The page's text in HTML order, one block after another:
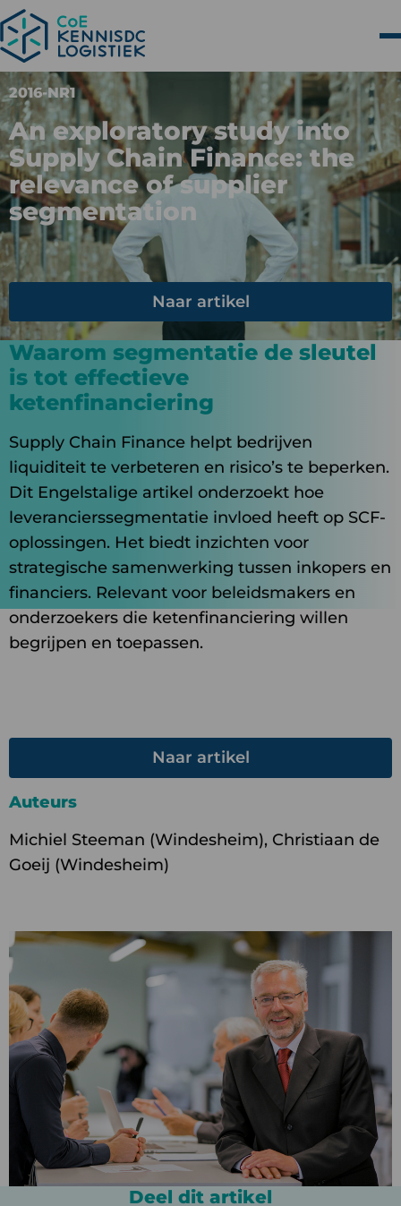
An exploratory study into
Supply Chain Finance: the
relevance of supplier
segmentation
2016-NR1
Naar artikel
Waarom segmentatie de sleutel
is tot effectieve
ketenfinanciering
Supply Chain Finance helpt bedrijven
liquiditeit te verbeteren en risico’s te beperken.
Dit Engelstalige artikel onderzoekt hoe
leverancierssegmentatie invloed heeft op SCF-
oplossingen. Het biedt inzichten voor
strategische samenwerking tussen inkopers en
financiers. Relevant voor beleidsmakers en
onderzoekers die ketenfinanciering willen
begrijpen en toepassen.
Naar artikel
Auteurs
Michiel Steeman (Windesheim), Christiaan de
Goeij (Windesheim)
Deel dit artikel